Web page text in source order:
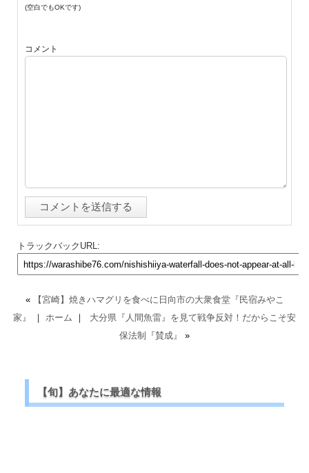
(空白でもOKです)
コメント
トラックバックURL:
«
【宮崎】焼きハマグリを食べに日向市の大衆食堂『民宿みやこ
家』
｜ ホーム ｜ 大分県『人間魚雷』を見て戦争反対！だからこそ安
保法制『賛成』
»
【旬】あなたに最適な情報